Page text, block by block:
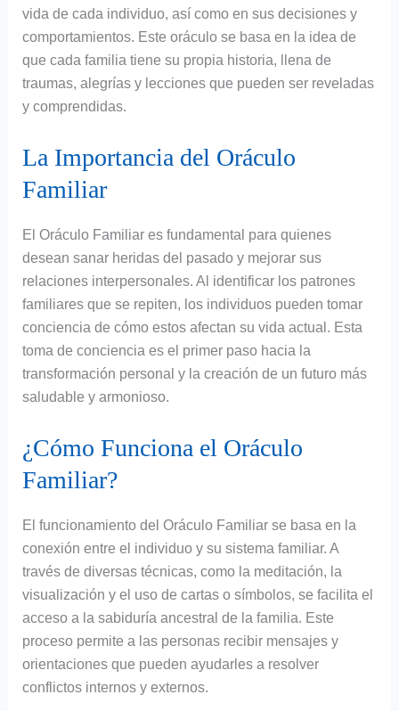
vida de cada individuo, así como en sus decisiones y
comportamientos. Este oráculo se basa en la idea de
que cada familia tiene su propia historia, llena de
traumas, alegrías y lecciones que pueden ser reveladas
y comprendidas.
La Importancia del Oráculo
Familiar
El Oráculo Familiar es fundamental para quienes
desean sanar heridas del pasado y mejorar sus
relaciones interpersonales. Al identificar los patrones
familiares que se repiten, los individuos pueden tomar
conciencia de cómo estos afectan su vida actual. Esta
toma de conciencia es el primer paso hacia la
transformación personal y la creación de un futuro más
saludable y armonioso.
¿Cómo Funciona el Oráculo
Familiar?
El funcionamiento del Oráculo Familiar se basa en la
conexión entre el individuo y su sistema familiar. A
través de diversas técnicas, como la meditación, la
visualización y el uso de cartas o símbolos, se facilita el
acceso a la sabiduría ancestral de la familia. Este
proceso permite a las personas recibir mensajes y
orientaciones que pueden ayudarles a resolver
conflictos internos y externos.